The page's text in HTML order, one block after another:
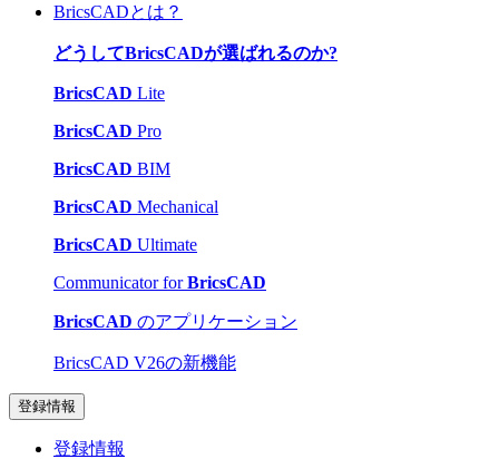
BricsCADとは？
どうしてBricsCADが選ばれるのか?
BricsCAD Lite
BricsCAD Pro
BricsCAD BIM
BricsCAD Mechanical
BricsCAD Ultimate
Communicator forBricsCAD
BricsCAD のアプリケーション
BricsCAD V26の新機能
登録情報
登録情報